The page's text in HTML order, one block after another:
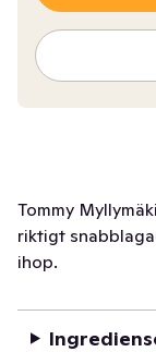
Tommy
riktigt
ihop.